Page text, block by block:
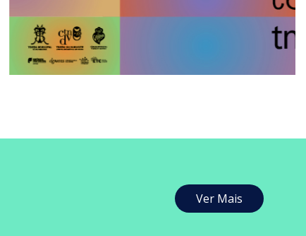
Ver Mais